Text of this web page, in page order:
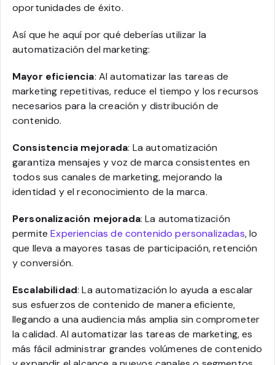
oportunidades de éxito.
Así que he aquí por qué deberías utilizar la
automatización del marketing:
Mayor eficiencia: Al automatizar las tareas de
marketing repetitivas, reduce el tiempo y los recursos
necesarios para la creación y distribución de
contenido.
Consistencia mejorada: La automatización
garantiza mensajes y voz de marca consistentes en
todos sus canales de marketing, mejorando la
identidad y el reconocimiento de la marca.
Personalización mejorada: La automatización
permiteExperiencias de contenido personalizadas, lo
que lleva a mayores tasas de participación, retención
y conversión.
Escalabilidad: La automatización lo ayuda a escalar
sus esfuerzos de contenido de manera eficiente,
llegando a una audiencia más amplia sin comprometer
la calidad. Al automatizar las tareas de marketing, es
más fácil administrar grandes volúmenes de contenido